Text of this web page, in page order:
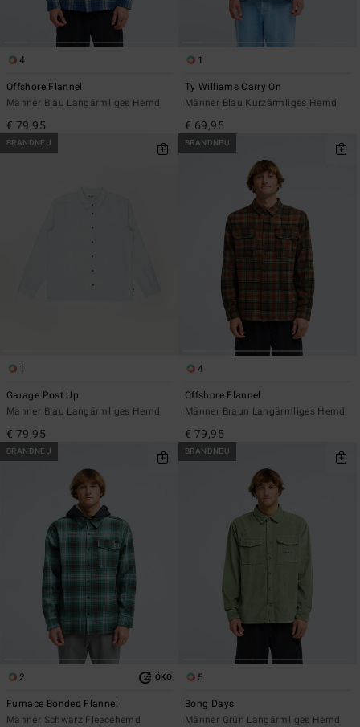
4
Offshore Flannel
Männer Blau Langärmliges Hemd
€ 79,95
1
Ty Williams Carry On
Männer Blau Kurzärmliges Hemd
€ 69,95
BRANDNEU
1
Garage Post Up
Männer Blau Langärmliges Hemd
€ 79,95
BRANDNEU
4
Offshore Flannel
Männer Braun Langärmliges Hemd
€ 79,95
BRANDNEU
2 ÖKO
Furnace Bonded Flannel
Männer Schwarz Fleecehemd
BRANDNEU
5
Bong Days
Männer Grün Langärmliges Hemd